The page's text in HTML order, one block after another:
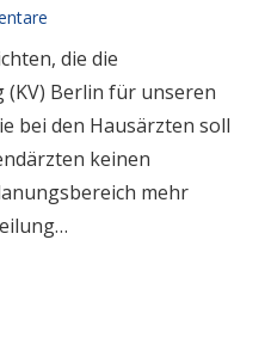
die die
(KV) Berlin für unseren
bei den Hausärzten soll
keinen
mehr